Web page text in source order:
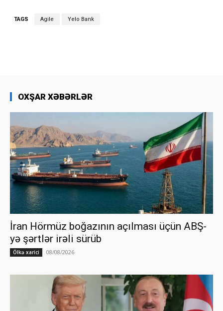
TAGS Agile Yelo Bank
OXŞAR XƏBƏRLƏR
İran Hörmüz boğazının açılması üçün ABŞ-
yə şərtlər irəli sürüb
Ölkə xarici 08/08/2026